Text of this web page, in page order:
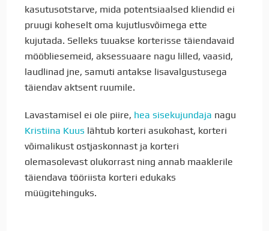
kasutusotstarve, mida potentsiaalsed kliendid ei
pruugi koheselt oma kujutlusvõimega ette
kujutada. Selleks tuuakse korterisse täiendavaid
mööbliesemeid, aksessuaare nagu lilled, vaasid,
laudlinad jne, samuti antakse lisavalgustusega
täiendav aktsent ruumile.
Lavastamisel ei ole piire, hea sisekujundaja nagu
Kristiina Kuus lähtub korteri asukohast, korteri
võimalikust ostjaskonnast ja korteri
olemasolevast olukorrast ning annab maaklerile
täiendava tööriista korteri edukaks
müügitehinguks.